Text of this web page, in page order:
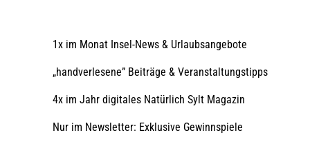
1x im Monat Insel-News & Urlaubsangebote
„handverlesene” Beiträge & Veranstaltungstipps
4x im Jahr digitales Natürlich Sylt Magazin
Nur im Newsletter: Exklusive Gewinnspiele